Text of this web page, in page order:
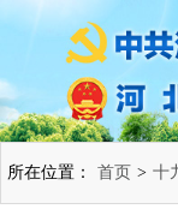
所在位置： 首页 > 十